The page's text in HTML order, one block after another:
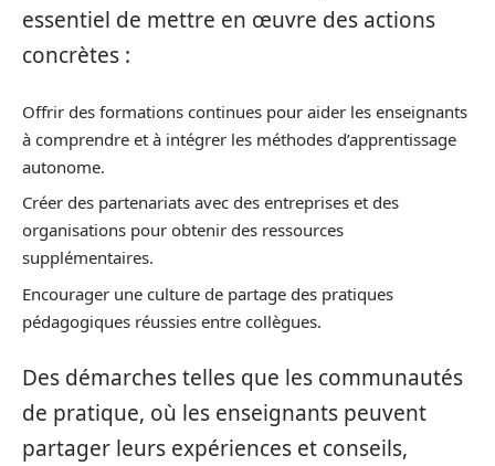
essentiel de mettre en œuvre des actions
concrètes :
Offrir des formations continues pour aider les enseignants
à comprendre et à intégrer les méthodes d’apprentissage
autonome.
Créer des partenariats avec des entreprises et des
organisations pour obtenir des ressources
supplémentaires.
Encourager une culture de partage des pratiques
pédagogiques réussies entre collègues.
Des démarches telles que les communautés
de pratique, où les enseignants peuvent
partager leurs expériences et conseils,